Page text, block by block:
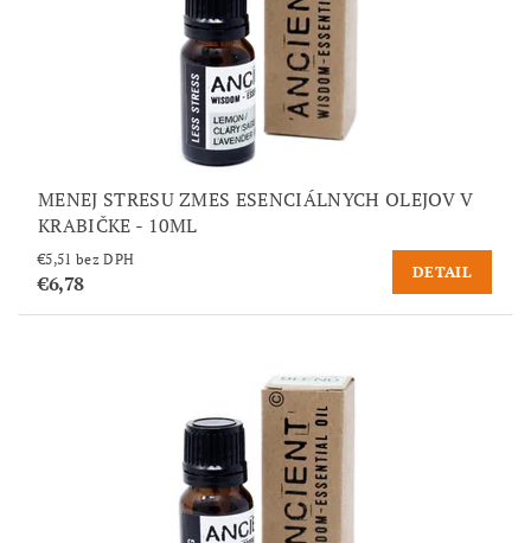
MENEJ STRESU ZMES ESENCIÁLNYCH OLEJOV V
KRABIČKE - 10ML
€5,51 bez DPH
€6,78 DETAIL